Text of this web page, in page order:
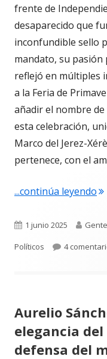
frente de
desaparecido que
inconfundible sello
mandato, su pasión
reflejó en múltiples
a la Feria de
añadir el nombre de
esta celebración,
Marco del Jerez-
pertenece, con el
...continúa leyendo
Publicado
el
1 junio 2025 Autor
Políticos
4
Aurelio
elegancia
defensa del